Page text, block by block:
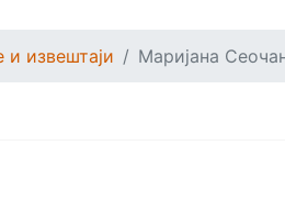
и извештаји Маријана